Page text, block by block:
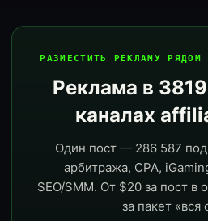
РАЗМЕСТИТЬ РЕКЛАМУ РЯДОМ
Реклама в
каналах
Один пост — 286 587
арбитража, CPA,
SEO/SMM. От $20 за пост в
за пакет «вся